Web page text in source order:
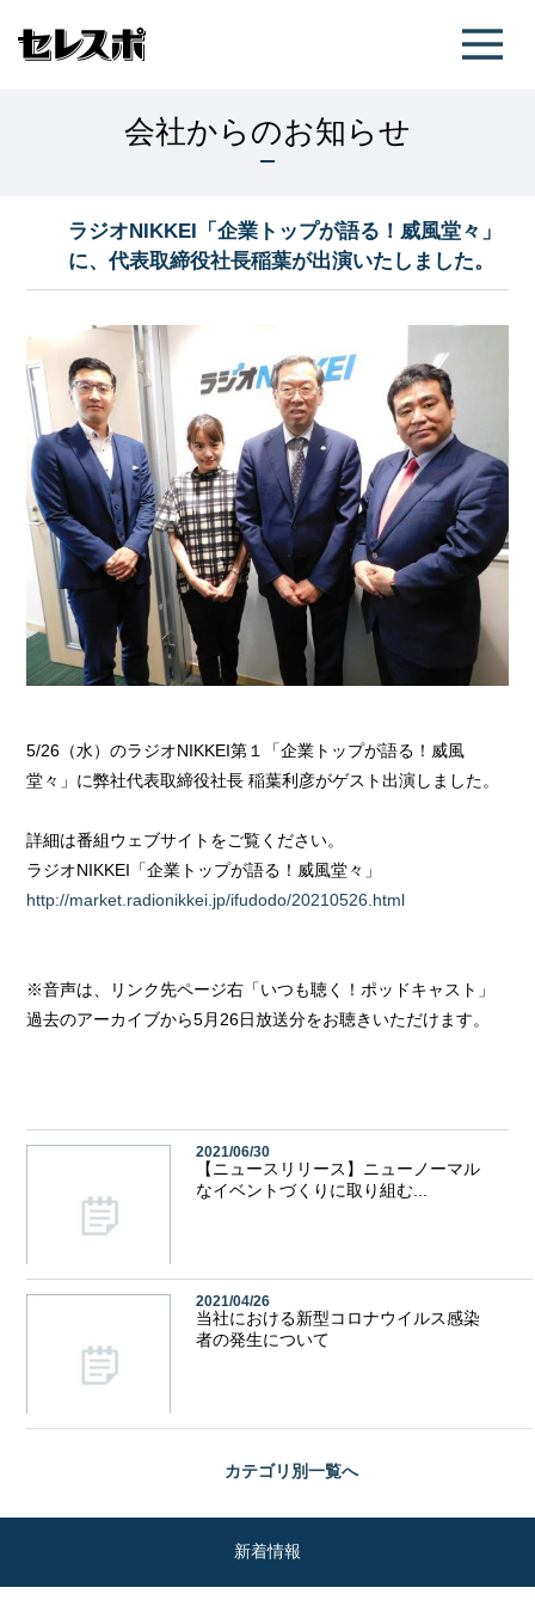
会社からのお知らせ
ラジオNIKKEI「企業トップが語る！威風堂々」
に、代表取締役社長稲葉が出演いたしました。
5/26（水）のラジオNIKKEI第１「企業トップが語る！威風
堂々」に弊社代表取締役社長 稲葉利彦がゲスト出演しました。
詳細は番組ウェブサイトをご覧ください。
ラジオNIKKEI「企業トップが語る！威風堂々」
http://market.radionikkei.jp/ifudodo/20210526.html
※音声は、リンク先ページ右「いつも聴く！ポッドキャスト」
過去のアーカイブから5月26日放送分をお聴きいただけます。
2021/06/30
【ニュースリリース】ニューノーマル
なイベントづくりに取り組む...
カテゴリ別一覧へ
2021/04/26
当社における新型コロナウイルス感染
者の発生について
新着情報